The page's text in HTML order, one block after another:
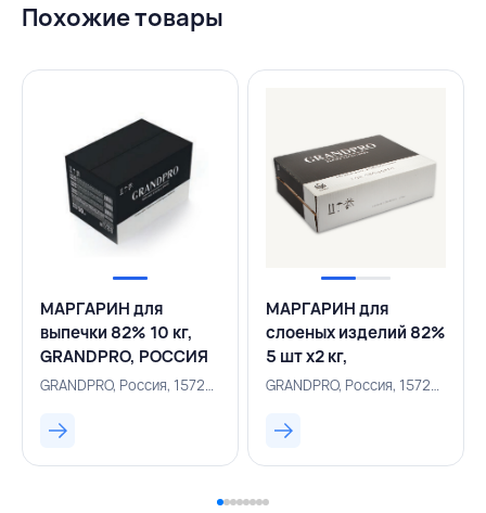
Похожие товары
МАРГАРИН для
выпечки 82% 10 кг,
GRANDPRO, РОССИЯ
GRANDPRO, Россия, 157200780
МАРГАРИН для
слоеных изделий 82%
5 шт х2 кг,
GRANDPRO, РОССИЯGRANDPRO, Россия, 157200779